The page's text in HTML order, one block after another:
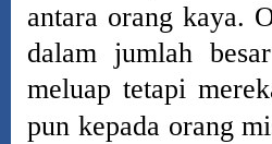
antara orang kaya.
dalam jumlah
meluap tetapi
pun kepada orang